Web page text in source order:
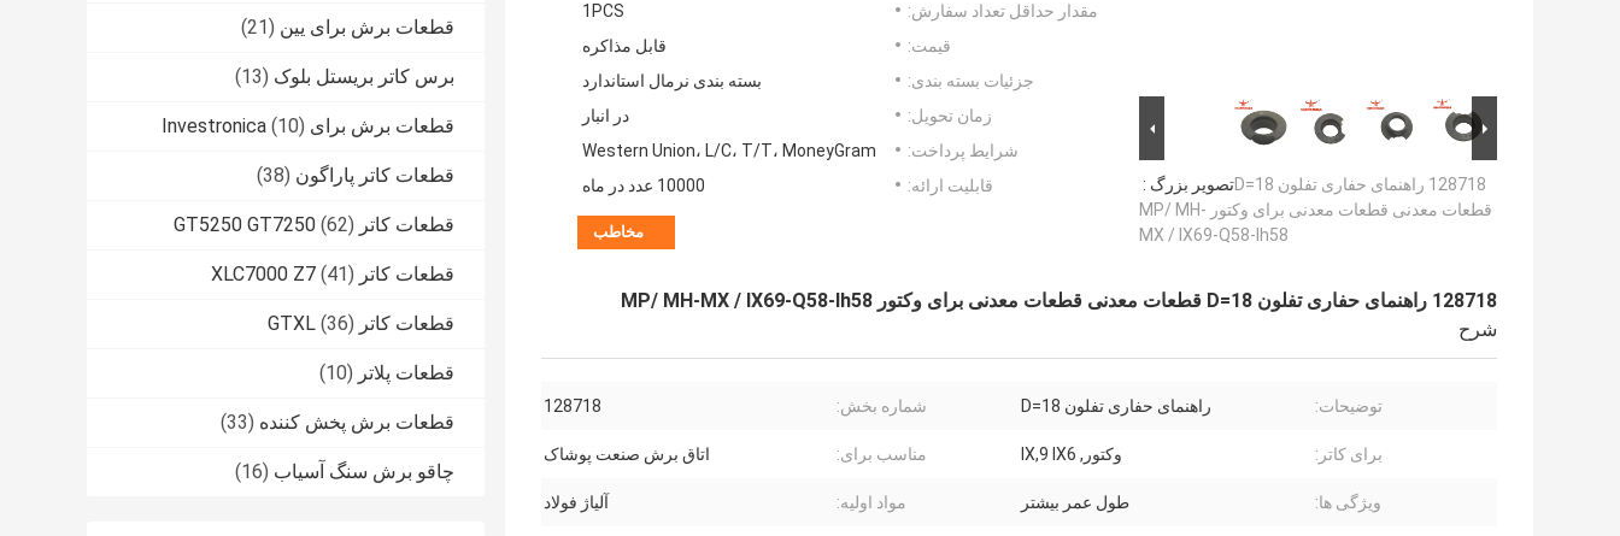
قطعات برش برای یین (21)
برس کاتر بریستل بلوک (13)
قطعات برش برای Investronica (10)
قطعات کاتر پاراگون (38)
قطعات کاتر GT5250 GT7250 (62)
قطعات کاتر XLC7000 Z7 (41)
قطعات کاتر GTXL (36)
قطعات پلاتر (10)
قطعات برش پخش کننده (33)
چاقو برش سنگ آسیاب (16)
تصویر بزرگ :128718 راهنمای حفاری تفلون D=18
قطعات معدنی قطعات معدنی برای وکتور MP/ MH-
MX / IX69-Q58-Ih58
مقدار حداقل تعداد سفارش:
1PCS
قیمت:
قابل مذاکره
جزئیات بسته بندی:
بسته بندی نرمال استاندارد
زمان تحویل:
در انبار
شرایط پرداخت:
Western Union، L/C، T/T، MoneyGram
قابلیت ارائه:
10000 عدد در ماه
مخاطب
128718 راهنمای حفاری تفلون D=18 قطعات معدنی قطعات معدنی برای وکتور MP/ MH-MX / IX69-Q58-Ih58
شرح
توضیحات: راهنمای حفاری تفلون D=18 شماره بخش: 128718
برای کاتر: وکتور, IX,9 IX6 مناسب برای: اتاق برش صنعت پوشاک
ویژگی ها: طول عمر بیشتر مواد اولیه: آلیاژ فولاد